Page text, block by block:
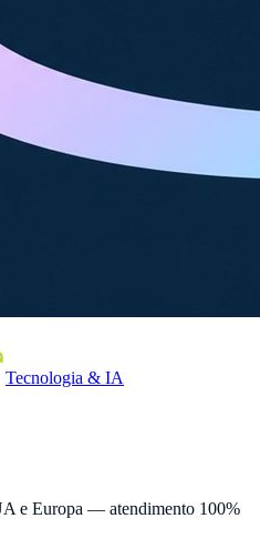
Tecnologia & IA
e Europa — atendimento 100%